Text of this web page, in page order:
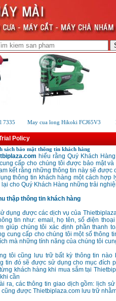
7335 May cua long Hikoki FCJ65V3
Policy
sách bảo mật thông tin khách hàng
hiểu rằng Quý Khách
cấp cho chúng tôi được bảo mật
kết rằng những thông tin này sẽ được
thông tin khách hàng một cách
lại cho Quý Khách Hàng những trải
thập thông tin khách hàng
dụng được các dịch vụ của
tin như: email, họ tên, số điện
giúp chúng tôi xác định phần thanh
cung cấp cho chúng tôi một số thông
mà những tính năng của chúng tôi
tôi cũng lưu trữ bất kỳ thông tin nào
tin đó sẽ được sử dụng cho mục đích
khách hàng khi mua sắm tại
cần
ra, các thông tin giao dịch gồm: lịch
cũng được Thietbiplaza.com lưu trữ